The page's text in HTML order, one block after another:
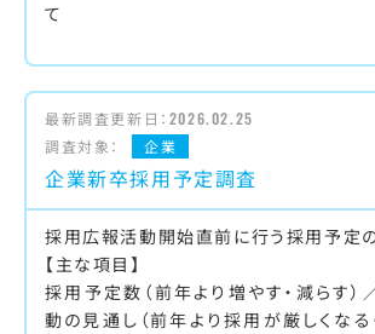
て
最新調査更新日： 2026.02.25
調査対象：
企業
企業新卒採用予定調査
採用広報活動開始直前に行う採用予定
【主な項目】
採用予定数（前年より増やす・減らす）
動の見通し（前年より採用が厳しくなる